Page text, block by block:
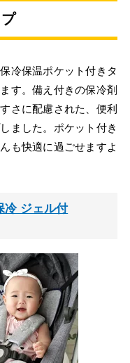
冷保温ポケット付きタ
す。備え付きの保冷剤
さに配慮された、便利
ました。ポケット付き
も快適に過ごせますよ
冷 ジェル付